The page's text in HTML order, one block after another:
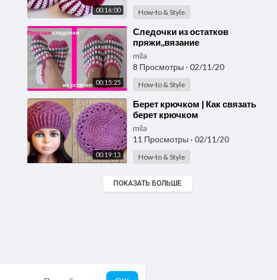
00:16:00 How-to & Style
00:15:25
⁣Следочки из остатков
пряжи,,вязание
крючком,crochet slippers ( С №
25)
mila
8 Просмотры · 02/11/20
How-to & Style
00:19:13
⁣Берет крючком | Как связать
берет крючком
mila
11 Просмотры · 02/11/20
How-to & Style
ПОКАЗАТЬ БОЛЬШЕ